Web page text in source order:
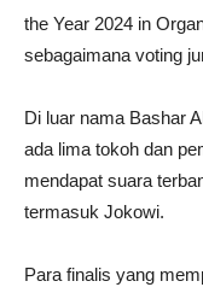
the Year 2024 in
sebagaimana voting
Di luar nama Bashar
ada lima tokoh dan
mendapat suara
termasuk Jokowi.
Para finalis yang